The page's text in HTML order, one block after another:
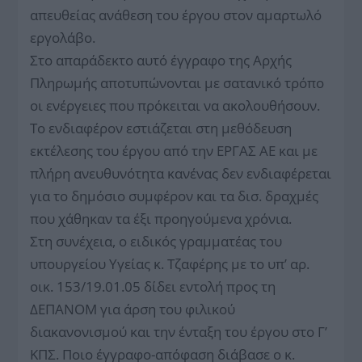
απευθείας ανάθεση του έργου στον αμαρτωλό
εργολάβο.
Στο απαράδεκτο αυτό έγγραφο της Αρχής
Πληρωμής αποτυπώνονται με σατανικό τρόπο
οι ενέργειες που πρόκειται να ακολουθήσουν.
Το ενδιαφέρον εστιάζεται στη μεθόδευση
εκτέλεσης του έργου από την ΕΡΓΑΣ ΑΕ και με
πλήρη ανευθυνότητα κανένας δεν ενδιαφέρεται
για το δημόσιο συμφέρον και τα δισ. δραχμές
που χάθηκαν τα έξι προηγούμενα χρόνια.
Στη συνέχεια, ο ειδικός γραμματέας του
υπουργείου Υγείας κ. Τζαφέρης με το υπ’ αρ.
οικ. 153/19.01.05 δίδει εντολή προς τη
ΔΕΠΑΝΟΜ για άρση του φιλικού
διακανονισμού και την ένταξη του έργου στο Γ’
ΚΠΣ. Ποιο έγγραφο-απόφαση διάβασε ο κ.